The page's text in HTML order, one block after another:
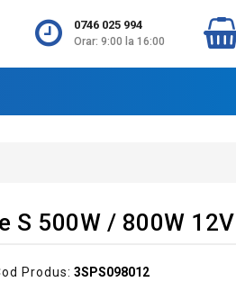
0746 025 994
Orar: 9:00 la 16:00
S 500W / 800W
Produs: 3SPS098012